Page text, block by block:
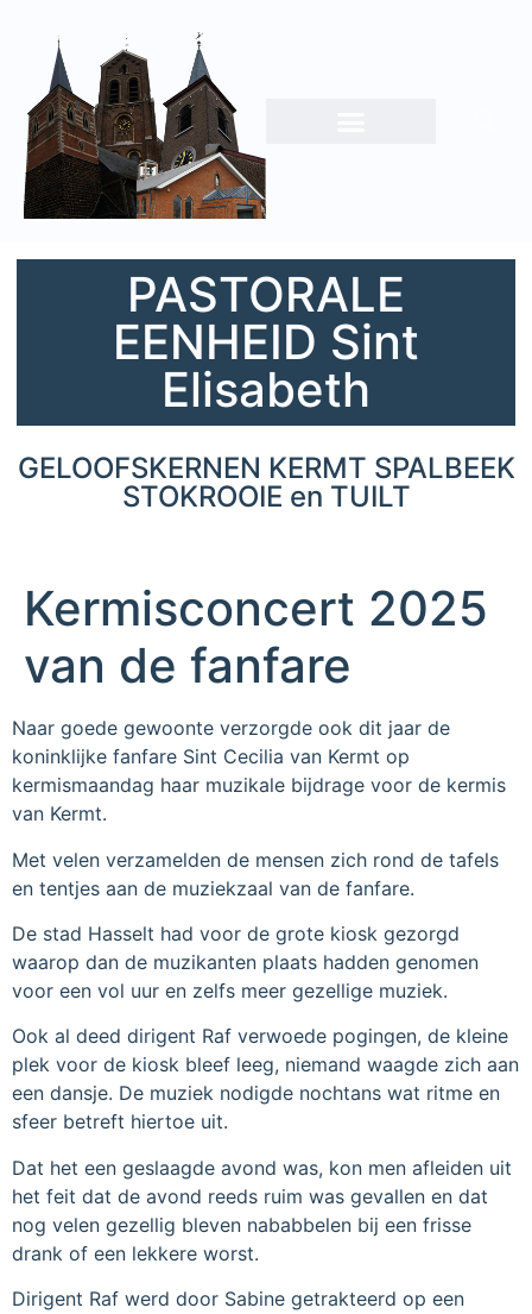
PASTORALE
EENHEID Sint
Elisabeth
GELOOFSKERNEN KERMT SPALBEEK
STOKROOIE en TUILT
Kermisconcert 2025
van de fanfare
Naar goede gewoonte verzorgde ook dit jaar de
koninklijke fanfare Sint Cecilia van Kermt op
kermismaandag haar muzikale bijdrage voor de kermis
van Kermt.
Met velen verzamelden de mensen zich rond de tafels
en tentjes aan de muziekzaal van de fanfare.
De stad Hasselt had voor de grote kiosk gezorgd
waarop dan de muzikanten plaats hadden genomen
voor een vol uur en zelfs meer gezellige muziek.
Ook al deed dirigent Raf verwoede pogingen, de kleine
plek voor de kiosk bleef leeg, niemand waagde zich aan
een dansje. De muziek nodigde nochtans wat ritme en
sfeer betreft hiertoe uit.
Dat het een geslaagde avond was, kon men afleiden uit
het feit dat de avond reeds ruim was gevallen en dat
nog velen gezellig bleven nababbelen bij een frisse
drank of een lekkere worst.
Dirigent Raf werd door Sabine getrakteerd op een